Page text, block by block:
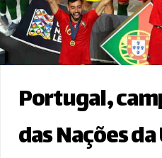
Portugal,
das Nações da